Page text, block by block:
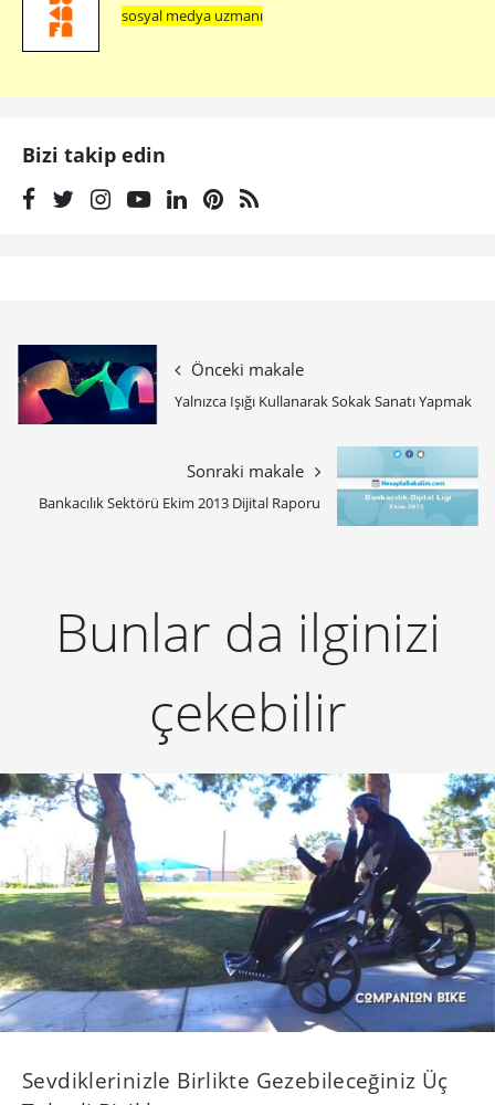
sosyal medya uzmanı
Bizi takip edin
Önceki makale
Yalnızca Işığı Kullanarak Sokak Sanatı Yapmak
Sonraki makale
Bankacılık Sektörü Ekim 2013 Dijital Raporu
Bunlar da ilginizi
çekebilir
Sevdiklerinizle Birlikte Gezebileceğiniz Üç